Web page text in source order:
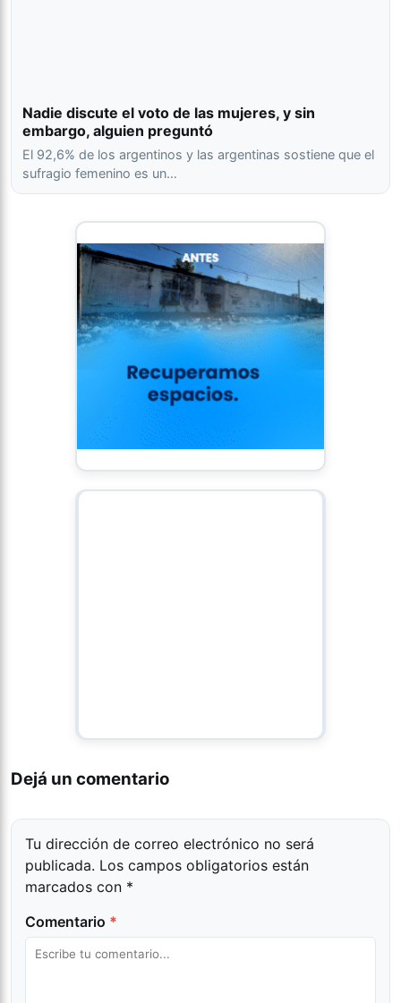
Nadie discute el voto de las mujeres, y sin
embargo, alguien preguntó
El 92,6% de los argentinos y las argentinas sostiene que el
sufragio femenino es un…
Dejá un comentario
Tu dirección de correo electrónico no será
publicada. Los campos obligatorios están
marcados con *
Comentario *